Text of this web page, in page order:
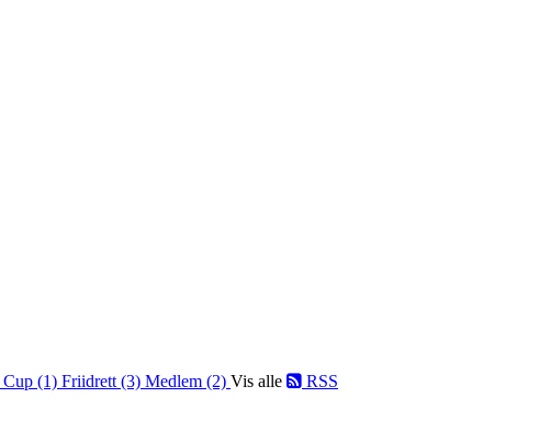
Cup (1) Friidrett (3) Medlem (2) Vis alle RSS